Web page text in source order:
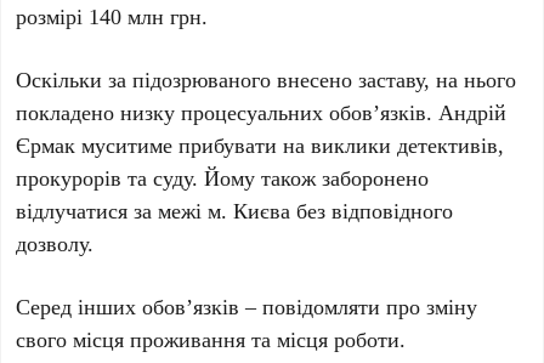
розмірі 140 млн грн.
Оскільки за підозрюваного внесено заставу, на нього
покладено низку процесуальних обов’язків.Андрій
Єрмак муситиме прибувати на виклики детективів,
прокурорів та суду. Йому також заборонено
відлучатися за межім. Києва без відповідного
дозволу.
Серед інших обов’язків – повідомляти про зміну
свого місця проживання та місця роботи.